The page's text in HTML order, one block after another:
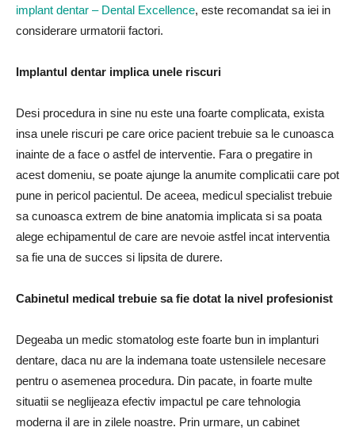
implant dentar – Dental Excellence, este recomandat sa iei in
considerare urmatorii factori.
Implantul dentar implica unele riscuri
Desi procedura in sine nu este una foarte complicata, exista
insa unele riscuri pe care orice pacient trebuie sa le cunoasca
inainte de a face o astfel de interventie. Fara o pregatire in
acest domeniu, se poate ajunge la anumite complicatii care pot
pune in pericol pacientul. De aceea, medicul specialist trebuie
sa cunoasca extrem de bine anatomia implicata si sa poata
alege echipamentul de care are nevoie astfel incat interventia
sa fie una de succes si lipsita de durere.
Cabinetul medical trebuie sa fie dotat la nivel profesionist
Degeaba un medic stomatolog este foarte bun in implanturi
dentare, daca nu are la indemana toate ustensilele necesare
pentru o asemenea procedura. Din pacate, in foarte multe
situatii se neglijeaza efectiv impactul pe care tehnologia
moderna il are in zilele noastre. Prin urmare, un cabinet